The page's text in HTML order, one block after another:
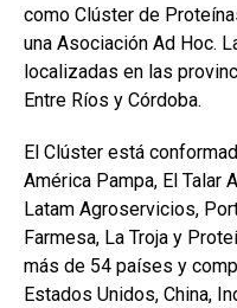
como Clúster de
una Asociación Ad Hoc.
localizadas en las
Entre Ríos y Córdoba.
El Clúster está
América Pampa, El Talar
Latam Agroservicios,
Farmesa, La Troja y
más de 54 países y
Estados Unidos, China,